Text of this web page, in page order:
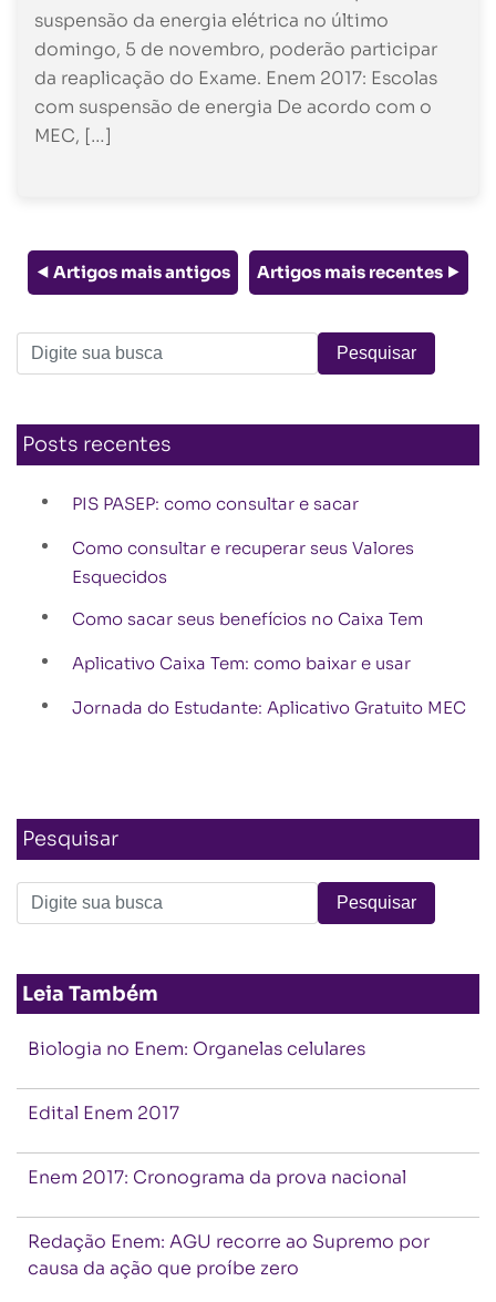
suspensão da energia elétrica no último
domingo, 5 de novembro, poderão participar
da reaplicação do Exame. Enem 2017: Escolas
com suspensão de energia De acordo com o
MEC, […]
⯇ Artigos mais antigos Artigos mais recentes ⯈
Posts recentes
PIS PASEP: como consultar e sacar
Como consultar e recuperar seus Valores
Esquecidos
Como sacar seus benefícios no Caixa Tem
Aplicativo Caixa Tem: como baixar e usar
Jornada do Estudante: Aplicativo Gratuito MEC
Pesquisar
Leia Também
Biologia no Enem: Organelas celulares
Edital Enem 2017
Enem 2017: Cronograma da prova nacional
Redação Enem: AGU recorre ao Supremo por
causa da ação que proíbe zero